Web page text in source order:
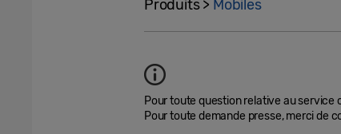
Produits > Mobiles
Pour toute question relative au service
Pour toute demande presse, merci de